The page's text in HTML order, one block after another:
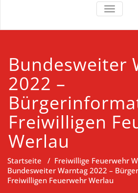
Bundesweiter
2022 –
Freiwilligen
Werlau
Startseite / Freiwillige Feuerwehr
Bundesweiter Warntag 2022 –
Freiwilligen Feuerwehr Werlau